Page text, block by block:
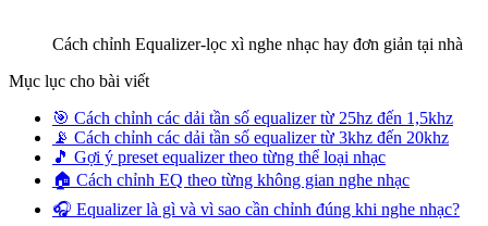
Cách chỉnh Equalizer-lọc xì nghe nhạc hay đơn giản tại nhà
Mục lục cho bài viết
🎯 Cách chỉnh các dải tần số equalizer từ 25hz đến 1,5khz
📡 Cách chỉnh các dải tần số equalizer từ 3khz đến 20khz
🎵 Gợi ý preset equalizer theo từng thể loại nhạc
🏠 Cách chỉnh EQ theo từng không gian nghe nhạc
🎧 Equalizer là gì và vì sao cần chỉnh đúng khi nghe nhạc?